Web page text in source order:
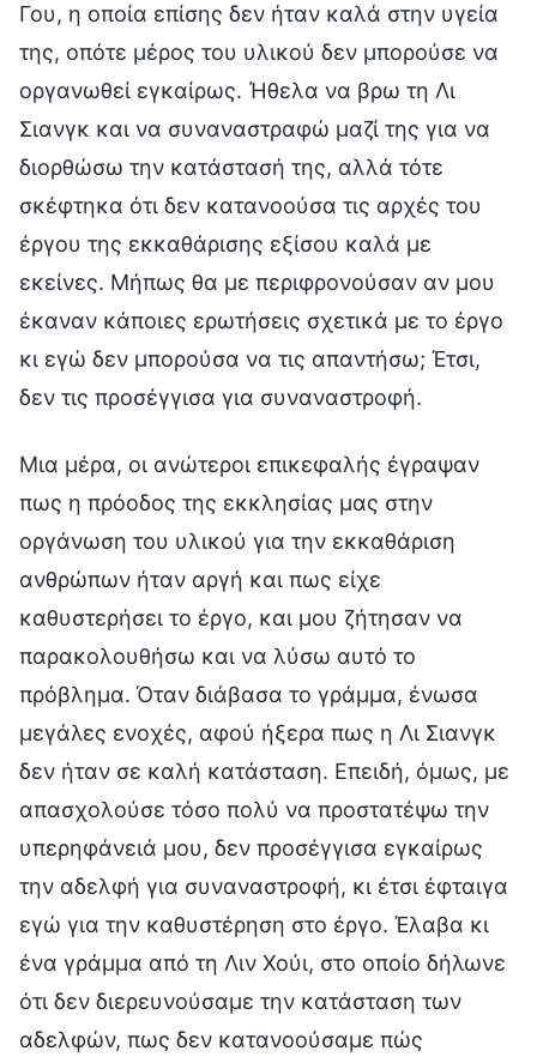
Γου, η οποία επίσης δεν ήταν καλά στην υγεία
της, οπότε μέρος του υλικού δεν μπορούσε να
οργανωθεί εγκαίρως. Ήθελα να βρω τη Λι
Σιανγκ και να συναναστραφώ μαζί της για να
διορθώσω την κατάστασή της, αλλά τότε
σκέφτηκα ότι δεν κατανοούσα τις αρχές του
έργου της εκκαθάρισης εξίσου καλά με
εκείνες. Μήπως θα με περιφρονούσαν αν μου
έκαναν κάποιες ερωτήσεις σχετικά με το έργο
κι εγώ δεν μπορούσα να τις απαντήσω; Έτσι,
δεν τις προσέγγισα για συναναστροφή.
Μια μέρα, οι ανώτεροι επικεφαλής έγραψαν
πως η πρόοδος της εκκλησίας μας στην
οργάνωση του υλικού για την εκκαθάριση
ανθρώπων ήταν αργή και πως είχε
καθυστερήσει το έργο, και μου ζήτησαν να
παρακολουθήσω και να λύσω αυτό το
πρόβλημα. Όταν διάβασα το γράμμα, ένωσα
μεγάλες ενοχές, αφού ήξερα πως η Λι Σιανγκ
δεν ήταν σε καλή κατάσταση. Επειδή, όμως, με
απασχολούσε τόσο πολύ να προστατέψω την
υπερηφάνειά μου, δεν προσέγγισα εγκαίρως
την αδελφή για συναναστροφή, κι έτσι έφταιγα
εγώ για την καθυστέρηση στο έργο. Έλαβα κι
ένα γράμμα από τη Λιν Χούι, στο οποίο δήλωνε
ότι δεν διερευνούσαμε την κατάσταση των
αδελφών, πως δεν κατανοούσαμε πώς